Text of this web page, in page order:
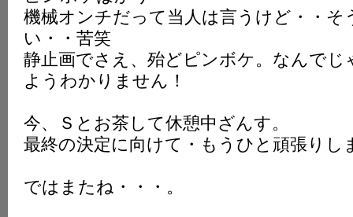
機械オンチだって当人は言うけど・・そ
い・・苦笑
静止画でさえ、殆どピンボケ。なんでじ
ようわかりません！
今、Ｓとお茶して休憩中ざんす。
最終の決定に向けて・もうひと頑張りし
ではまたね・・・。